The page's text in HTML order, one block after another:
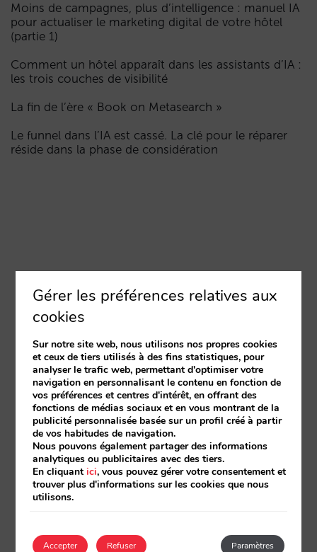
Moins de campagnes, plus d’intelligence : manuel IA
pour actualiser le marketing digital de votre hôtel
(partie 1)
Comment un hôtel apparaît dans les assistants d’IA :
les trois couches de visibilité
La fin de l’ère « Book on Metasearch »
Le funnel dans l’IA est cassé. La clé pour le réparer
réside dans la phase de considération
Gérer les préférences relatives aux
cookies
Sur notre site web, nous utilisons nos propres cookies
et ceux de tiers utilisés à des fins statistiques, pour
analyser le trafic web, permettant d'optimiser votre
navigation en personnalisant le contenu en fonction de
vos préférences et centres d'intérêt, en offrant des
fonctions de médias sociaux et en vous montrant de la
publicité personnalisée basée sur un profil créé à partir
de vos habitudes de navigation.
Nous pouvons également partager des informations
analytiques ou publicitaires avec des tiers.
En cliquantici, vous pouvez gérer votre consentement et
trouver plus d'informations sur les cookies que nous
utilisons.
Accepter Paramètres
Refuser